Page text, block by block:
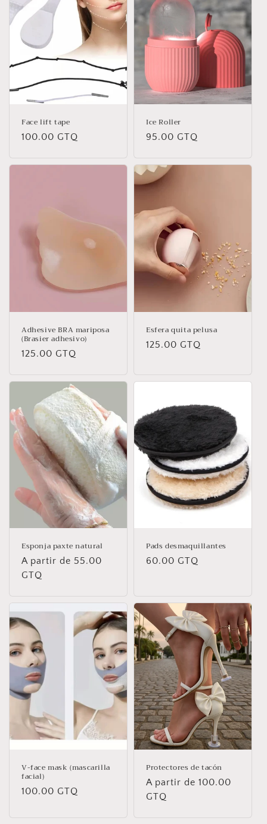
Face lift tape
Precio
100.00 GTQ
Ice Roller
Precio
95.00 GTQ
Adhesive BRA mariposa
(Brasier adhesivo)
Precio
125.00 GTQ
Esfera quita pelusa
Precio
125.00 GTQ
Esponja paxte natural
Precio
habitual
A partir de 55.00
GTQ
Pads desmaquillantes
Precio
60.00 GTQ
V-face mask (mascarilla
facial)
Precio
100.00 GTQ
Protectores de tacón
Precio
habitual
A partir de 100.00
GTQ